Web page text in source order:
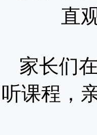
直
家长们
听课程，